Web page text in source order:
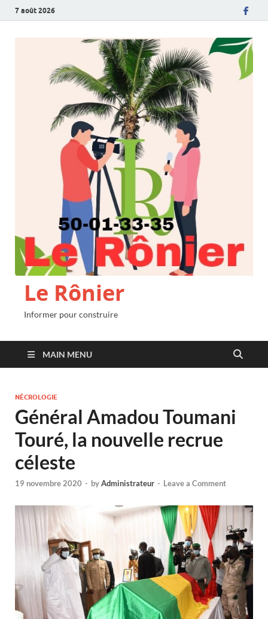
7 août 2026
Le Rônier
Informer pour construire
MAIN MENU
NÉCROLOGIE
Général Amadou Toumani
Touré, la nouvelle recrue
céleste
19 novembre 2020 - byAdministrateur - Leave a Comment